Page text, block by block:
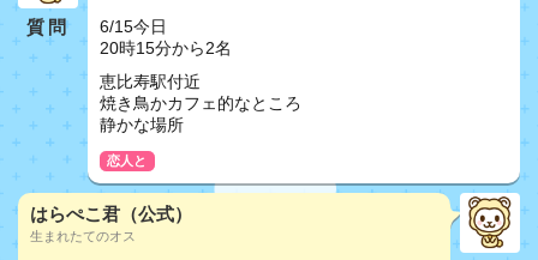
質問
6/15今日
20時15分から2名
恵比寿駅付近
焼き鳥かカフェ的なところ
静かな場所
恋人と
はらぺこ君（公式）
生まれたてのオス